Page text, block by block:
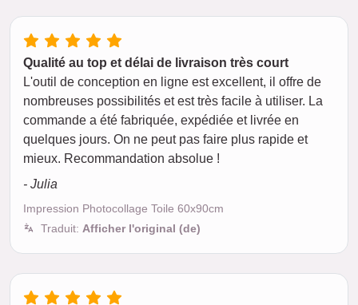
Qualité au top et délai de livraison très court
L'outil de conception en ligne est excellent, il offre de
nombreuses possibilités et est très facile à utiliser. La
commande a été fabriquée, expédiée et livrée en
quelques jours. On ne peut pas faire plus rapide et
mieux. Recommandation absolue !
- Julia
Impression Photocollage Toile 60x90cm
Traduit: Afficher l'original (de)